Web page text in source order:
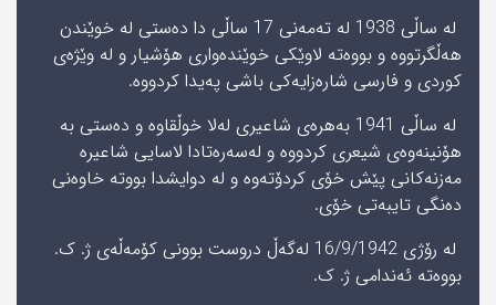
له ساڵى 1938 لە ته‌مه‌نی 17 ساڵی دا ده‌ستی له خوێندن
هه‌ڵگرتووه و بووه‌ته لاوێکی خوێنده‌واری هۆشیار و له‌ وێژه‌ی
کوردی و فارسی شاره‌زایه‌کی باشی په‌یدا کردووه.
له ساڵی 1941 به‌هره‌ی شاعیری له‌لا خوڵقاوه و ده‌ستی به‌
هۆنینه‌وه‌ی شیعری کردووه و له‌سه‌ره‌تادا لاسایی شاعیره
مه‌زنه‌کانی پێش خۆی کردۆته‌وه و له دوایشدا بووته خاوه‌نی
ده‌نگی تایبه‌تی خۆی.
لە رۆژى 16/9/1942 له‌گه‌ڵ دروست بوونی کۆمه‌ڵه‌ی ژ. ک.
بووه‌ته ئه‌ندامی ژ. ک.